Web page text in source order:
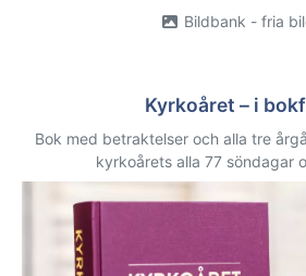
Bildbank - fria
Kyrkoåret – i
Bok med betraktelser och alla tre
kyrkoårets alla 77 söndagar